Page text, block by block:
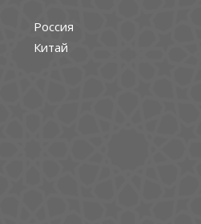
Россия
Китай